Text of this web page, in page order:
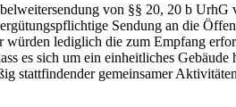
von §§ 20, 20 b
Sendung an die
lediglich die zum Empfang
es sich um ein einheitliches
stattfindender gemeinsamer